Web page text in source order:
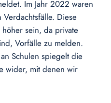
Im Jahr 2022 waren
Diese
sein, da private
Vorfälle zu melden.
Schulen spiegelt die
wider, mit denen wir